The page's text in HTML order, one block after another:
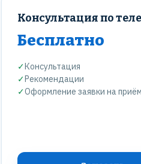
Консультация по
Бесплатно
✓Консультация
✓Рекомендации
✓Оформление заявки на приём